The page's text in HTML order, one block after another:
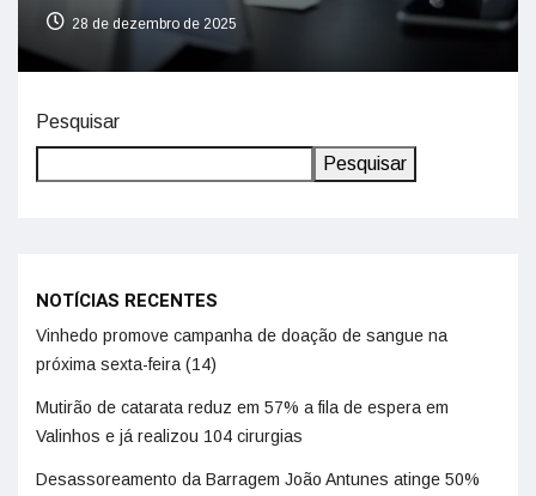
28 de dezembro de 2025
Pesquisar
Pesquisar
NOTÍCIAS RECENTES
Vinhedo promove campanha de doação de sangue na
próxima sexta-feira (14)
Mutirão de catarata reduz em 57% a fila de espera em
Valinhos e já realizou 104 cirurgias
Desassoreamento da Barragem João Antunes atinge 50%